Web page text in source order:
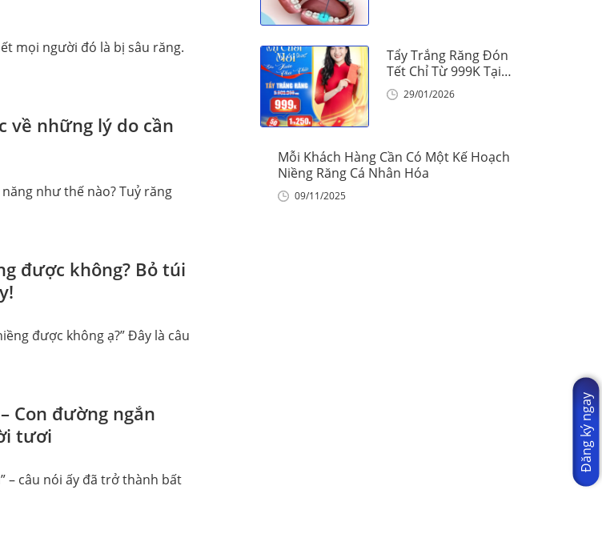
mọi người đó là bị sâu răng.
về những lý do cần
như thế nào? Tuỷ răng
được không? Bỏ túi
được không ạ?” Đây là câu
Con đường ngắn
tươi
– câu nói ấy đã trở thành bất
Tẩy Trắng Răng Đón
Tết Chỉ Từ 999K Tại
Nha Khoa Vinalign
29/01/2026
Mỗi Khách Hàng Cần Có Một Kế Hoạch
Niềng Răng Cá Nhân Hóa
09/11/2025
Đăng ký ngay